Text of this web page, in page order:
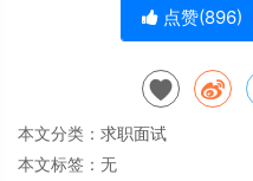
点赞(896)
本文分类： 求职面试
本文标签：无